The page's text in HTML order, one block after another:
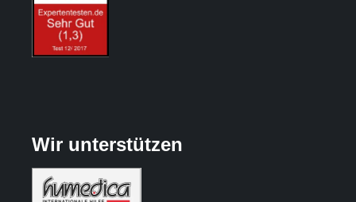
Wir unterstützen